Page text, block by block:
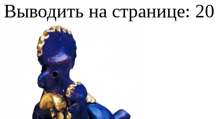
Выводить на странице: 20